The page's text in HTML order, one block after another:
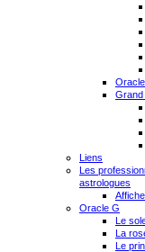
Grand
Liens
Les
astrologues
Oracle G
Le
La
Le